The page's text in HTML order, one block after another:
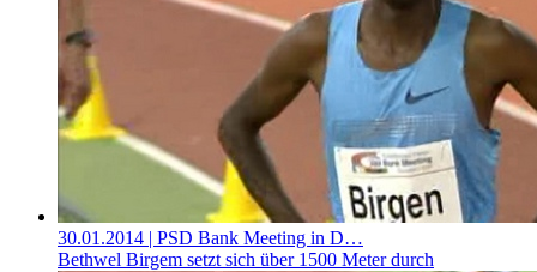
30.01.2014 | PSD Bank Meeting in D…
Bethwel Birgem setzt sich über 1500 Meter durch